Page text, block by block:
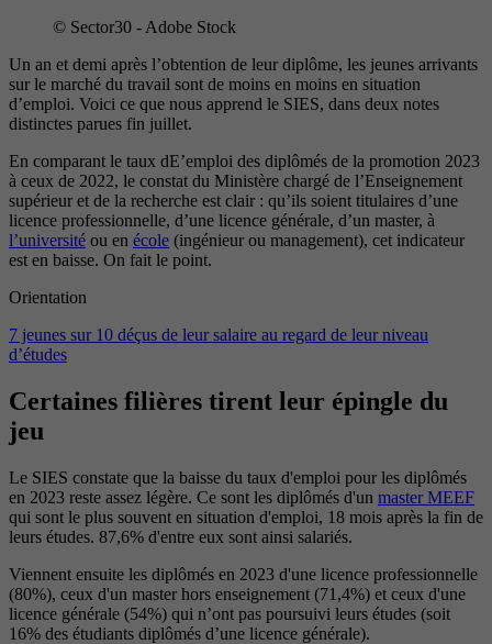
© Sector30 - Adobe Stock
Un an et demi après l’obtention de leur diplôme, les jeunes arrivants
sur le marché du travail sont de moins en moins en situation
d’emploi. Voici ce que nous apprend le SIES, dans deux notes
distinctes parues fin juillet.
En comparant le taux dE’emploi des diplômés de la promotion 2023
à ceux de 2022, le constat du Ministère chargé de l’Enseignement
supérieur et de la recherche est clair : qu’ils soient titulaires d’une
licence professionnelle, d’une licence générale, d’un master, à
l’université ou en école (ingénieur ou management), cet indicateur
est en baisse. On fait le point.
Orientation
7 jeunes sur 10 déçus de leur salaire au regard de leur niveau
d’études
Certaines filières tirent leur épingle du
jeu
Le SIES constate que la baisse du taux d'emploi pour les diplômés
en 2023 reste assez légère. Ce sont les diplômés d'un master MEEF
qui sont le plus souvent en situation d'emploi, 18 mois après la fin de
leurs études. 87,6% d'entre eux sont ainsi salariés.
Viennent ensuite les diplômés en 2023 d'une licence professionnelle
(80%), ceux d'un master hors enseignement (71,4%) et ceux d'une
licence générale (54%) qui n’ont pas poursuivi leurs études (soit
16% des étudiants diplômés d’une licence générale).